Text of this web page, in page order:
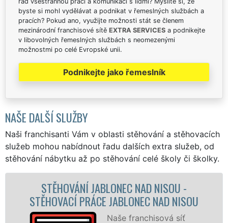
byste si mohl vydělávat a podnikat v řemeslných službách a
pracích? Pokud ano, využijte možnosti stát se členem
mezinárodní franchisové sítě EXTRA SERVICES a podnikejte
v libovolných řemeslných službách s neomezenými
možnostmi po celé Evropské unii.
Podnikejte jako řemeslník
NAŠE DALŠÍ SLUŽBY
Naši franchisanti Vám v oblasti stěhování a stěhovacích
služeb mohou nabídnout řadu dalších extra služeb, od
stěhování nábytku až po stěhování celé školy či školky.
STĚHOVACÍ SLUŽBA JABLONEC NAD
NISOU - STĚHOVACÍ FIRMA JABLONEC
NAD NISOU